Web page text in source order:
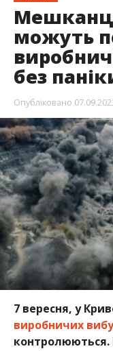
можуть
без
Опубліковано
7 вересня, у
виробничих
контролюються.